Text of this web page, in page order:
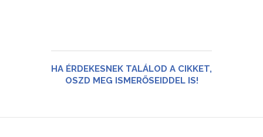
HA ÉRDEKESNEK TALÁLOD A CIKKET,
OSZD MEG ISMERŐSEIDDEL IS!